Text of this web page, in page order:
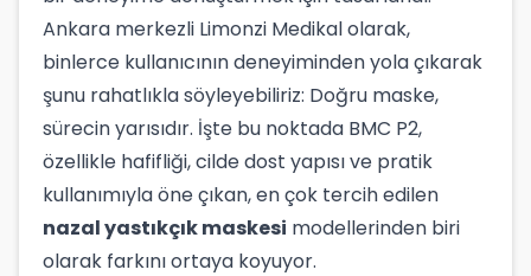
Ankara merkezli Limonzi Medikal olarak,
binlerce kullanıcının deneyiminden yola çıkarak
şunu rahatlıkla söyleyebiliriz: Doğru maske,
sürecin yarısıdır. İşte bu noktada BMC P2,
özellikle hafifliği, cilde dost yapısı ve pratik
kullanımıyla öne çıkan, en çok tercih edilen
nazal yastıkçık maskesi modellerinden biri
olarak farkını ortaya koyuyor.